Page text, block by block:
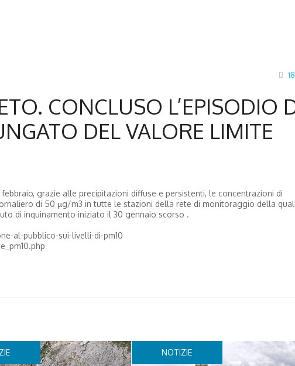
CONCLUSO L’EPISODIO
DEL VALORE LIMITE
grazie alle precipitazioni diffuse e persistenti, le concentrazioni di
di 50 µg/m3 in tutte le stazioni della rete di monitoraggio della
di inquinamento iniziato il 30 gennaio scorso .
al-pubblico-sui-livelli-di-pm10
NOTIZIE